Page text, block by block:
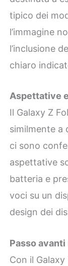
tipico dei
l’immagine
l’inclusione
chiaro
Aspettative
Il Galaxy Z
similmente a
ci sono
aspettative
batteria e
voci su un
design dei
Passo
Con il